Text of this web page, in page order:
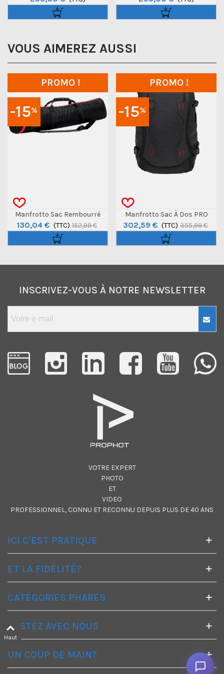
VOUS AIMEREZ AUSSI
-15%
PROMO !
Manfrotto Sac Rembourré
Pour Trépied 90cm
130,04 € (TTC) 152,99 €
-15%
PROMO !
Manfrotto Sac À Dos PRO
Light Flexloader L
302,59 € (TTC) 355,99 €
INSCRIVEZ-VOUS À NOTRE NEWSLETTER
VOTRE EXPERT
PHOTO
ET
VIDEO
PROFESSIONNEL, CONNU ET RECONNU DEPUIS PLUS DE 40 ANS
ICI C'EST PRATIQUE
ET LA FIDÉLITÉ?
CATÉGORIES PHARES
RESTEZ AVEC NOUS
UN COUP DE MAIN?
Haut